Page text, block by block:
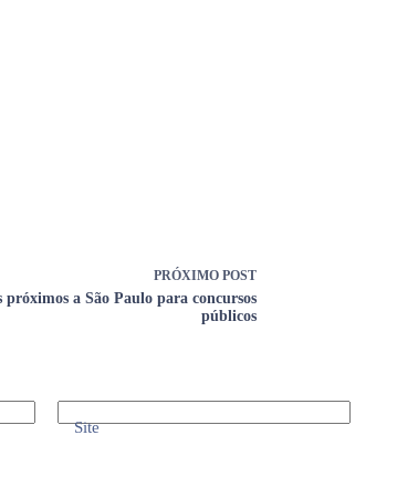
PRÓXIMO POST
próximos a São Paulo para concursos
públicos
Site